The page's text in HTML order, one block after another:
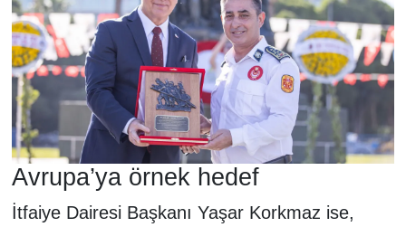
Avrupa’ya örnek hedef
İtfaiye Dairesi Başkanı Yaşar Korkmaz ise,